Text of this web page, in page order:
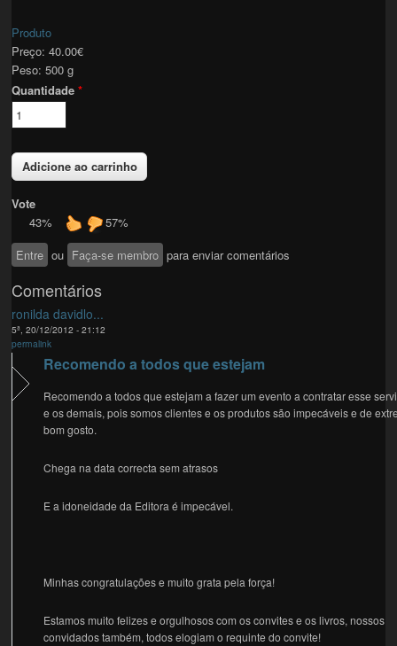
Produto
Preço: 40.00€
Peso: 500 g
Quantidade*
Vote
43%
57%
Entre ou Faça-se membro para enviar comentários
Comentários
ronilda davidlo...
5ª, 20/12/2012 - 21:12
permalink
Recomendo a todos que estejam
Recomendo a todos que estejam a fazer um evento a contratar esse
e os demais, pois somos clientes e os produtos são impecáveis e de
bom gosto.
Chega na data correcta sem atrasos
E a idoneidade da Editora é impecável.
Minhas congratulações e muito grata pela força!
Estamos muito felizes e orgulhosos com os convites e os livros, nossos
convidados também, todos elogiam o requinte do convite!